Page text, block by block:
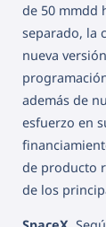
de 50 mmdd
separado, la
nueva
además de
esfuerzo en
de producto
de los